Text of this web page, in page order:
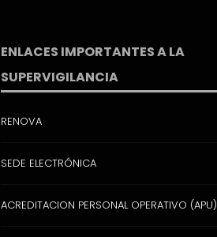
ENLACES IMPORTANTES A LA
SUPERVIGILANCIA
RENOVA
SEDE ELECTRÓNICA
ACREDITACION PERSONAL OPERATIVO (APU)